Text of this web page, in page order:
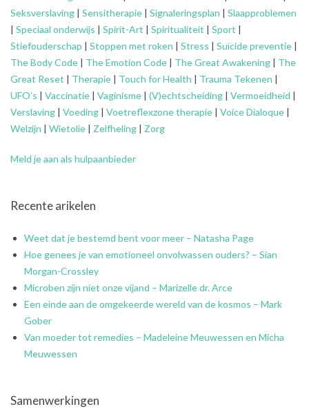
Seksverslaving | Sensitherapie | Signaleringsplan | Slaapproblemen
| Speciaal onderwijs | Spirit-Art | Spiritualiteit | Sport |
Stiefouderschap | Stoppen met roken | Stress | Suïcide preventie |
The Body Code | The Emotion Code | The Great Awakening | The
Great Reset | Therapie | Touch for Health | Trauma Tekenen |
UFO’s | Vaccinatie | Vaginisme | (V)echtscheiding | Vermoeidheid |
Verslaving | Voeding | Voetreflexzone therapie | Voice Dialoque |
Welzijn | Wietolie | Zelfheling | Zorg
Meld je aan als hulpaanbieder
Recente arikelen
Weet dat je bestemd bent voor meer – Natasha Page
Hoe genees je van emotioneel onvolwassen ouders? – Sian
Morgan-Crossley
Microben zijn niet onze vijand – Marizelle dr. Arce
Een einde aan de omgekeerde wereld van de kosmos – Mark
Gober
Van moeder tot remedies – Madeleine Meuwessen en Micha
Meuwessen
Samenwerkingen